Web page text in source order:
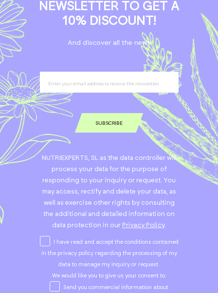
NEWSLETTER TO GET A
10% DISCOUNT!
And discover all the news
SUBSCRIBE
NUTRIEXPERTS, SL as the data controller will
process your data for the purpose of
responding to your inquiry or request. You
may access, rectify and delete your data, as
well as exercise other rights by consulting
the additional and detailed information on
data protection in our Privacy Policy.
I have read and accept the conditions contained
in the privacy policy regarding the processing of my
data to manage my inquiry or request.
We would like you to give us your consent to:
Send you commercial information about